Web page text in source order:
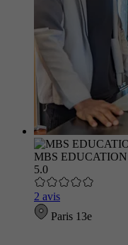
MBS EDUCATION
5.0
2 avis
Paris 13e